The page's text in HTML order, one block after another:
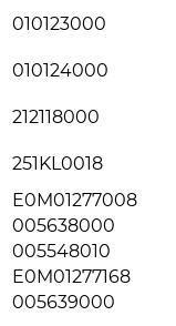
010123000
010124000
212118000
251KL0018
E0M01277008
005638000
005548010
E0M01277168
005639000